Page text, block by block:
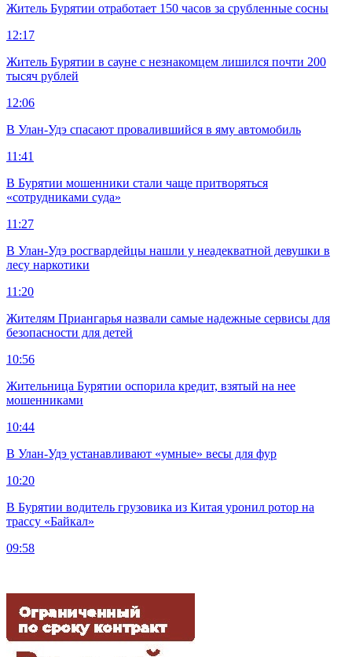
Житель Бурятии отработает 150 часов за срубленные сосны
12:17
Житель Бурятии в сауне с незнакомцем лишился почти 200
тысяч рублей
12:06
В Улан-Удэ спасают провалившийся в яму автомобиль
11:41
В Бурятии мошенники стали чаще притворяться
«сотрудниками суда»
11:27
В Улан-Удэ росгвардейцы нашли у неадекватной девушки в
лесу наркотики
11:20
Жителям Приангарья назвали самые надежные сервисы для
безопасности для детей
10:56
Жительница Бурятии оспорила кредит, взятый на нее
мошенниками
10:44
В Улан-Удэ устанавливают «умные» весы для фур
10:20
В Бурятии водитель грузовика из Китая уронил ротор на
трассу «Байкал»
09:58